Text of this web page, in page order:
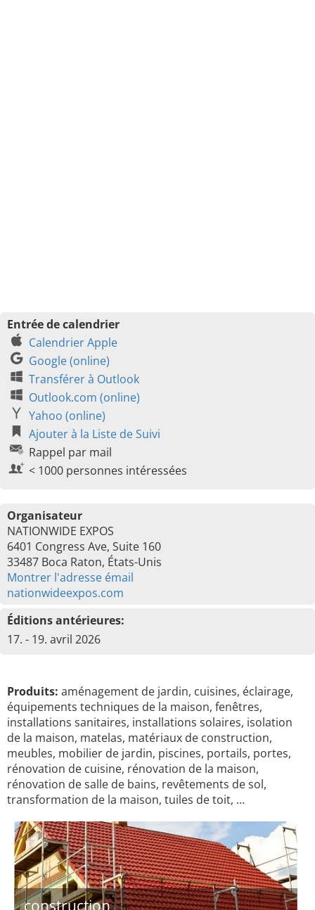
Entrée de calendrier
Calendrier Apple
Google (online)
Transférer à Outlook
Outlook.com (online)
Yahoo (online)
Ajouter à la Liste de Suivi
Rappel par mail
< 1000 personnes intéressées
Organisateur
NATIONWIDE EXPOS
6401 Congress Ave, Suite 160
33487 Boca Raton, États-Unis
Montrer l'adresse émail
nationwideexpos.com
Éditions antérieures:
17. - 19. avril 2026
Produits: aménagement de jardin, cuisines, éclairage,
équipements techniques de la maison, fenêtres,
installations sanitaires, installations solaires, isolation
de la maison, matelas, matériaux de construction,
meubles, mobilier de jardin, piscines, portails, portes,
rénovation de cuisine, rénovation de la maison,
rénovation de salle de bains, revêtements de sol,
transformation de la maison, tuiles de toit, …
construction